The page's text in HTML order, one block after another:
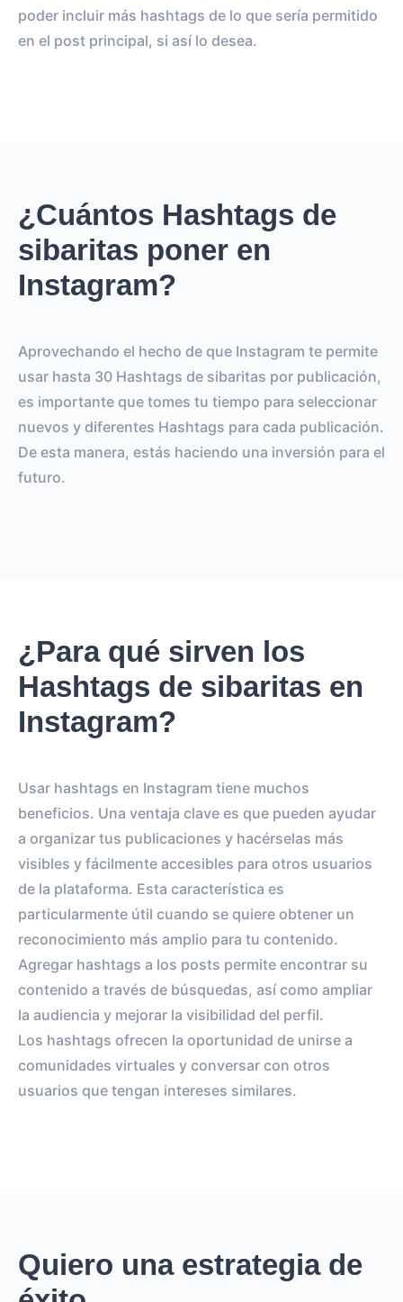
poder incluir más hashtags de lo que sería permitido
en el post principal, si así lo desea.
¿Cuántos Hashtags de
sibaritas poner en
Instagram?
Aprovechando el hecho de que Instagram te permite
usar hasta 30 Hashtags de sibaritas por publicación,
es importante que tomes tu tiempo para seleccionar
nuevos y diferentes Hashtags para cada publicación.
De esta manera, estás haciendo una inversión para el
futuro.
¿Para qué sirven los
Hashtags de sibaritas en
Instagram?
Usar hashtags en Instagram tiene muchos
beneficios. Una ventaja clave es que pueden ayudar
a organizar tus publicaciones y hacérselas más
visibles y fácilmente accesibles para otros usuarios
de la plataforma. Esta característica es
particularmente útil cuando se quiere obtener un
reconocimiento más amplio para tu contenido.
Agregar hashtags a los posts permite encontrar su
contenido a través de búsquedas, así como ampliar
la audiencia y mejorar la visibilidad del perfil.
Los hashtags ofrecen la oportunidad de unirse a
comunidades virtuales y conversar con otros
usuarios que tengan intereses similares.
Quiero una estrategia de